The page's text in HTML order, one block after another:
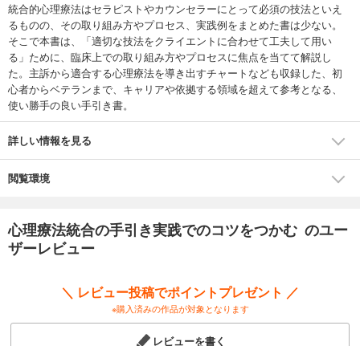
統合的心理療法はセラピストやカウンセラーにとって必須の技法といえ
るものの、その取り組み方やプロセス、実践例をまとめた書は少ない。
そこで本書は、「適切な技法をクライエントに合わせて工夫して用い
る」ために、臨床上での取り組み方やプロセスに焦点を当てて解説し
た。主訴から適合する心理療法を導き出すチャートなども収録した、初
心者からベテランまで、キャリアや依拠する領域を超えて参考となる、
使い勝手の良い手引き書。
詳しい情報を見る
閲覧環境
心理療法統合の手引き実践でのコツをつかむ のユー
ザーレビュー
＼ レビュー投稿でポイントプレゼント ／
※購入済みの作品が対象となります
レビューを書く